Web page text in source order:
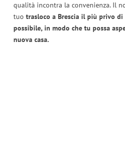
qualità incontra la convenienza. Il
tuo trasloco a Brescia il più privo di
possibile, in modo che tu possa
nuova casa.